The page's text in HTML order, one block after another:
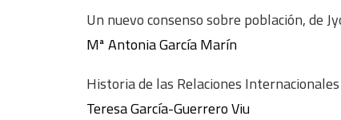
Un nuevo consenso sobre población, de
Mª Antonia García Marín
Historia de las Relaciones
Teresa García-Guerrero Viu